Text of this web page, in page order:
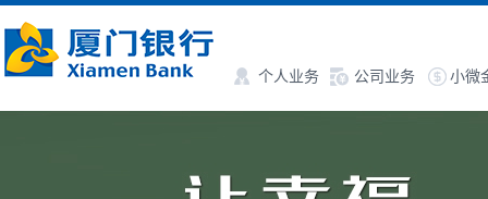
个人业务 公司业务 小微